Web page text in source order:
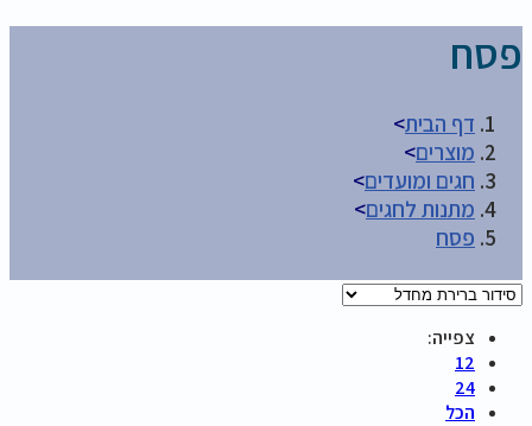
פסח
דף הבית>
מוצרים>
חגים ומועדים>
מתנות לחגים>
פסח
צפייה:
12
24
הכל